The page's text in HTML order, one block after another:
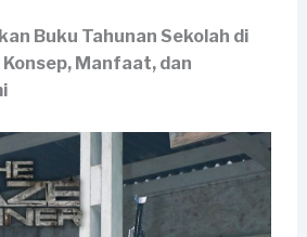
Buku Tahunan Sekolah di
Manfaat, dan